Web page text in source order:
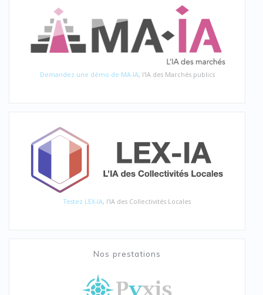
Demandez une démo de MA-IA, l'IA des Marchés publics
Testez LEX-IA, l'IA des Collectivités Locales
Nos prestations